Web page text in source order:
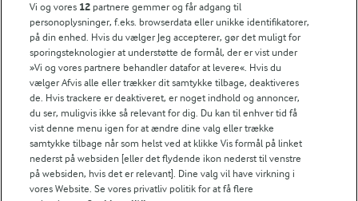
(3)
Vi og vores 12 partnere gemmer og får adgang til
personoplysninger, f.eks. browserdata eller unikke identifikatorer,
på din enhed. Hvis du vælger Jeg accepterer, gør det muligt for
sporingsteknologier at understøtte de formål, der er vist under
»Vi og vores partnere behandler datafor at levere«. Hvis du
vælger Afvis alle eller trækker dit samtykke tilbage, deaktiveres
de. Hvis trackere er deaktiveret, er noget indhold og annoncer,
du ser, muligvis ikke så relevant for dig. Du kan til enhver tid få
vist denne menu igen for at ændre dine valg eller trække
samtykke tilbage når som helst ved at klikke Vis formål på linket
nederst på websiden [eller det flydende ikon nederst til venstre
på websiden, hvis det er relevant]. Dine valg vil have virkning i
vores Website. Se vores privatliv politik for at få flere